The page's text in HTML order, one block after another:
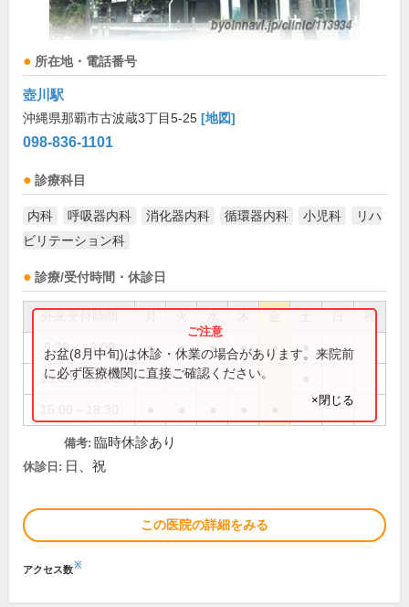
所在地・電話番号
壺川駅
沖縄県那覇市古波蔵3丁目5-25 [地図]
098-836-1101
診療科目
内科 呼吸器内科 消化器内科 循環器内科 小児科
リハ
ビリテーション科
診療/受付時間・休診日
祝
9:30～13:00 ● ● ● ● ●
15:00～17:00
お盆(8月中旬)は休診・休業の場合があります。来院前
に必ず医療機関に直接ご確認ください。
×閉じる
備考: 臨時休診あり
休診日: 日、祝
この医院の詳細をみる
アクセス数※